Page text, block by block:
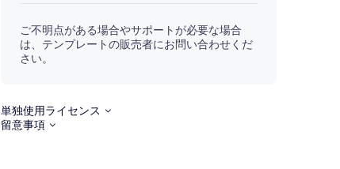
ご不明点がある場合やサポートが必要な場合
は、テンプレートの販売者にお問い合わせくだ
さい。
単独使用ライセンス
留意事項